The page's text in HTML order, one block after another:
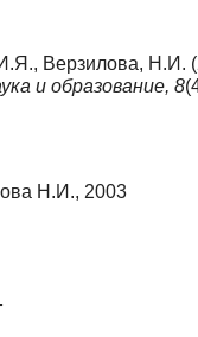
Верзилова, Н.И.
и образование, 8
Н.И., 2003